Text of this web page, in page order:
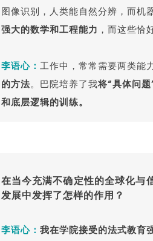
图像识别，人类能自然分辨，而机
强大的数学和工程能力 ，而这些恰
李语心： 工作中，常常需要两类能
的方法。巴院培养了我将“具体问
和底层逻辑的训练。
在当今充满不确定性的全球化与
发展中发挥了怎样的作用？
李语心： 我在学院接受的法式教育